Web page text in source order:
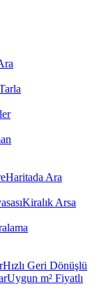
Haritada Ara
Kiralık Arsa
Hızlı Geri Dönüşlü
Uygun m² Fiyatlı